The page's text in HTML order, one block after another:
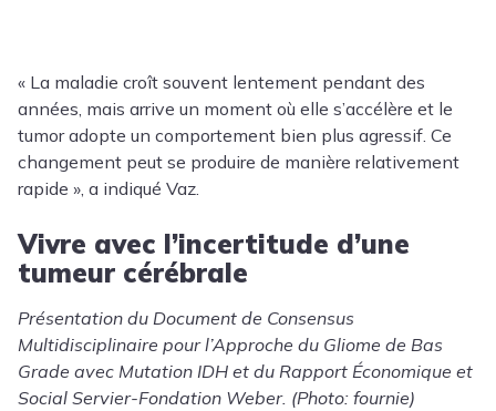
« La maladie croît souvent lentement pendant des
années, mais arrive un moment où elle s’accélère et le
tumor adopte un comportement bien plus agressif. Ce
changement peut se produire de manière relativement
rapide », a indiqué Vaz.
Vivre avec l’incertitude d’une
tumeur cérébrale
Présentation du Document de Consensus
Multidisciplinaire pour l’Approche du Gliome de Bas
Grade avec Mutation IDH et du Rapport Économique et
Social Servier-Fondation Weber. (Photo: fournie)